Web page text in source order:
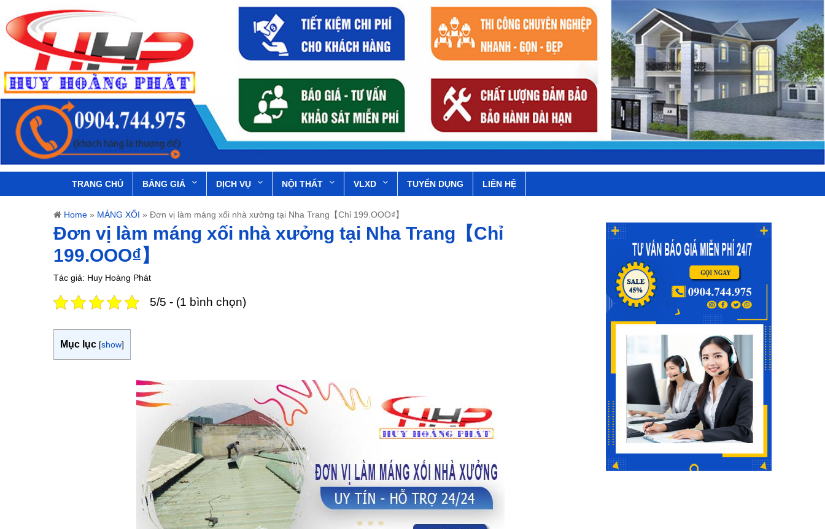
TRANG CHỦ BẢNG GIÁ DỊCH VỤ NỘI THẤT VLXD TUYỂN DỤNG LIÊN HỆ
Home » MÁNG XỐI » Đơn vị làm máng xối nhà xưởng tại Nha Trang【Chỉ 199.OOO₫】
Đơn vị làm máng xối nhà xưởng tại Nha Trang【Chỉ
199.OOO₫】
Tác giả: Huy Hoàng Phát
5/5 - (1 bình chọn)
Mục lục [show]